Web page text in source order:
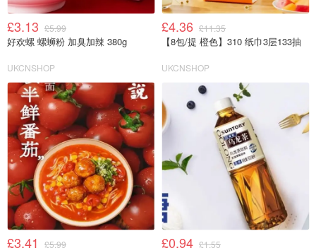
£3.13 £5.99
好欢螺 螺蛳粉 加臭加辣 380g
UKCNSHOP
£4.36 £11.35
【8包/提 橙色】310 纸巾3层133抽
UKCNSHOP
£3.41 £5.99 £0.94 £1.55